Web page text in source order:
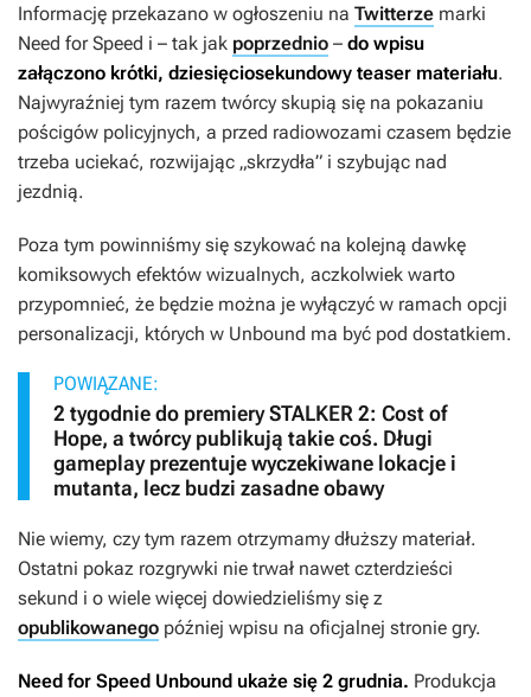
Informację przekazano w ogłoszeniu na Twitterze marki
Need for Speed i – tak jak poprzednio – do wpisu
załączono krótki, dziesięciosekundowy teaser materiału.
Najwyraźniej tym razem twórcy skupią się na pokazaniu
pościgów policyjnych, a przed radiowozami czasem będzie
trzeba uciekać, rozwijając „skrzydła” i szybując nad
jezdnią.
Poza tym powinniśmy się szykować na kolejną dawkę
komiksowych efektów wizualnych, aczkolwiek warto
przypomnieć, że będzie można je wyłączyć w ramach opcji
personalizacji, których w Unbound ma być pod dostatkiem.
POWIĄZANE:
2 tygodnie do premiery STALKER 2: Cost of
Hope, a twórcy publikują takie coś. Długi
gameplay prezentuje wyczekiwane lokacje i
mutanta, lecz budzi zasadne obawy
Nie wiemy, czy tym razem otrzymamy dłuższy materiał.
Ostatni pokaz rozgrywki nie trwał nawet czterdzieści
sekund i o wiele więcej dowiedzieliśmy się z
opublikowanego później wpisu na oficjalnej stronie gry.
Need for Speed Unbound ukaże się 2 grudnia. Produkcja